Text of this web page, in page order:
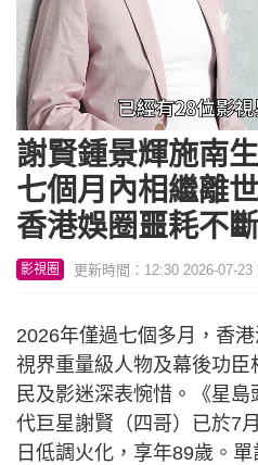
Unmute Loaded:
32.84%
謝賢鍾景輝施南
七個月內相繼離
香港娛圈噩耗不
影視圈 更新時間：12:30 2026-07-23
2026年僅過七個多月，香
視界重量級人物及幕後功臣
民及影迷深表惋惜。《星
代巨星謝賢（四哥）已於7
日低調火化，享年89歲。